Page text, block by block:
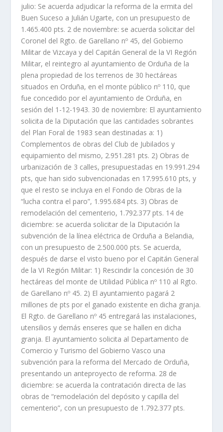
julio: Se acuerda adjudicar la reforma de la ermita del
Buen Suceso a Julián Ugarte, con un presupuesto de
1.465.400 pts. 2 de noviembre: se acuerda solicitar del
Coronel del Rgto. de Garellano nº 45, del Gobierno
Militar de Vizcaya y del Capitán General de la VI Región
Militar, el reintegro al ayuntamiento de Orduña de la
plena propiedad de los terrenos de 30 hectáreas
situados en Orduña, en el monte público nº 110, que
fue concedido por el ayuntamiento de Orduña, en
sesión del 1-12-1943. 30 de noviembre: El ayuntamiento
solicita de la Diputación que las cantidades sobrantes
del Plan Foral de 1983 sean destinadas a: 1)
Complementos de obras del Club de Jubilados y
equipamiento del mismo, 2.951.281 pts. 2) Obras de
urbanización de 3 calles, presupuestadas en 19.991.294
pts, que han sido subvencionadas en 17.995.610 pts, y
que el resto se incluya en el Fondo de Obras de la
“lucha contra el paro”, 1.995.684 pts. 3) Obras de
remodelación del cementerio, 1.792.377 pts. 14 de
diciembre: se acuerda solicitar de la Diputación la
subvención de la línea eléctrica de Orduña a Belandia,
con un presupuesto de 2.500.000 pts. Se acuerda,
después de darse el visto bueno por el Capitán General
de la VI Región Militar: 1) Rescindir la concesión de 30
hectáreas del monte de Utilidad Pública nº 110 al Rgto.
de Garellano nº 45. 2) El ayuntamiento pagará 2
millones de pts por el ganado existente en dicha granja.
El Rgto. de Garellano nº 45 entregará las instalaciones,
utensilios y demás enseres que se hallen en dicha
granja. El ayuntamiento solicita al Departamento de
Comercio y Turismo del Gobierno Vasco una
subvención para la reforma del Mercado de Orduña,
presentando un anteproyecto de reforma. 28 de
diciembre: se acuerda la contratación directa de las
obras de “remodelación del depósito y capilla del
cementerio”, con un presupuesto de 1.792.377 pts.